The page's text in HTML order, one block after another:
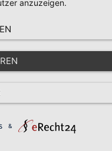
anzuzeigen.
&